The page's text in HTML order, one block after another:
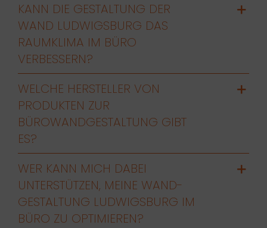
KANN DIE GESTALTUNG DER
WAND LUDWIGSBURG DAS
RAUMKLIMA IM BÜRO
VERBESSERN?
WELCHE HERSTELLER VON
PRODUKTEN ZUR
BÜROWANDGESTALTUNG GIBT
ES?
WER KANN MICH DABEI
UNTERSTÜTZEN, MEINE WAND-
GESTALTUNG LUDWIGSBURG IM
BÜRO ZU OPTIMIEREN?